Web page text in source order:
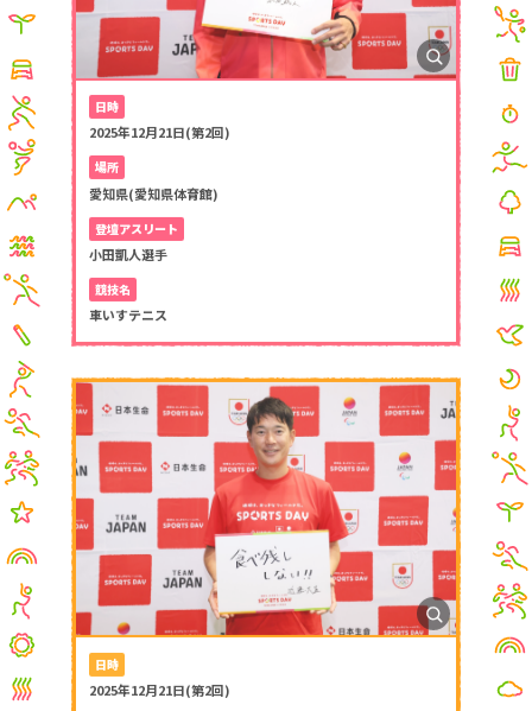
日時
2025年12月21日(第2回)
場所
愛知県(愛知県体育館)
登壇アスリート
小田凱人選手
競技名
車いすテニス
日時
2025年12月21日(第2回)